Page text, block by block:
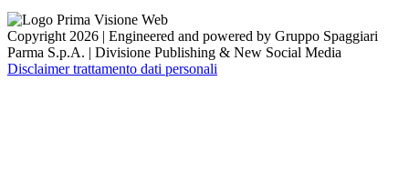
Copyright 2026 | Engineered and powered by Gruppo Spaggiari
Parma S.p.A. | Divisione Publishing & New Social Media
Disclaimer trattamento dati personali